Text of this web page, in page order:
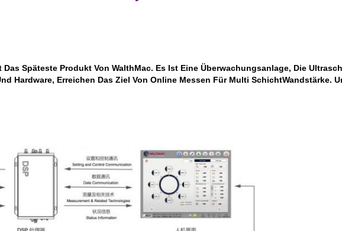
Das Späteste Produkt Von WalthMac. Es Ist Eine Überwachungsanlage, Die
Hardware, Erreichen Das Ziel Von Online Messen Für Multi SchichtWandstärke.